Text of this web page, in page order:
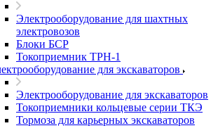
Электрооборудование для шахтных
электровозов
Блоки БСР
Токоприемник ТРН-1
для экскаваторов
Электрооборудование для экскаваторов
Токоприемники кольцевые серии ТКЭ
Тормоза для карьерных экскаваторов